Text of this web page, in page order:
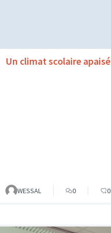
Un climat scolaire apaisé
WESSAL 0 0